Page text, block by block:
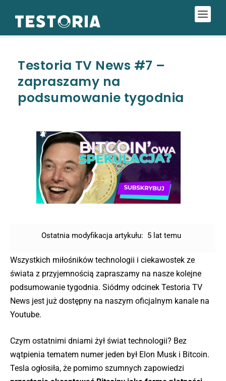
Testoria TV News #7 –
zapraszamy na
podsumowanie tygodnia
Ostatnia modyfikacja artykułu: 5 lat temu
Wszystkich miłośników technologii i ciekawostek ze
świata z przyjemnością zapraszamy na nasze kolejne
podsumowanie tygodnia. Siódmy odcinek Testoria TV
News jest już dostępny na naszym oficjalnym kanale na
Youtube.
Czym ostatnimi dniami żył świat technologii? Bez
wątpienia tematem numer jeden był Elon Musk i Bitcoin.
Tesla ogłosiła, że pomimo szumnych zapowiedzi